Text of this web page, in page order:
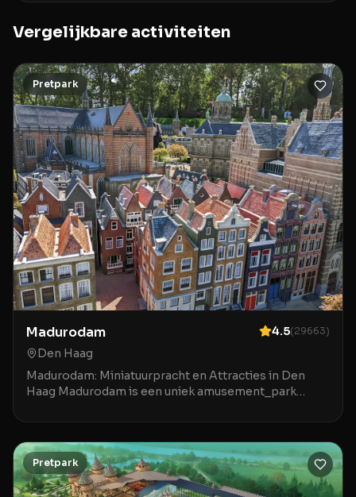
Vergelijkbare activiteiten
Pretpark
Madurodam 4.5(29663)
Den Haag
Madurodam: Miniatuurpracht en Attracties in Den
Haag Madurodam is een uniek amusement_park
indrukwekk
Pretpark